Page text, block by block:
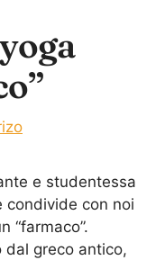
e studentessa
condivide con noi
“farmaco”.
dal greco antico,